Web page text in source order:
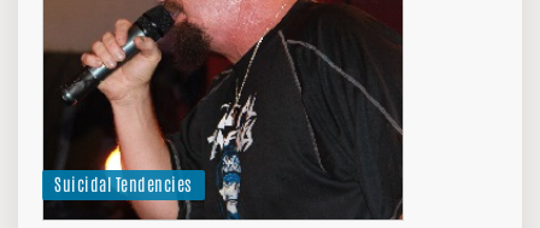
Suicidal Tendencies